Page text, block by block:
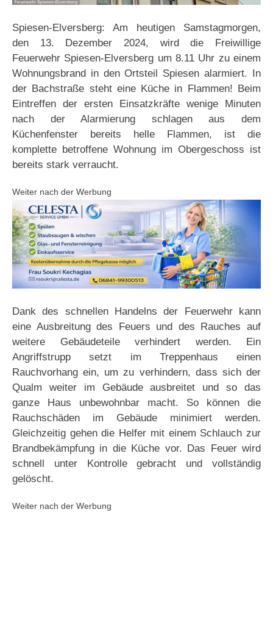
Spiesen-Elversberg: Am heutigen Samstagmorgen,
den 13. Dezember 2024, wird die Freiwillige
Feuerwehr Spiesen-Elversberg um 8.11 Uhr zu einem
Wohnungsbrand in den Ortsteil Spiesen alarmiert. In
der Bachstraße steht eine Küche in Flammen! Beim
Eintreffen der ersten Einsatzkräfte wenige Minuten
nach der Alarmierung schlagen aus dem
Küchenfenster bereits helle Flammen, ist die
komplette betroffene Wohnung im Obergeschoss ist
bereits stark verraucht.
Weiter nach der Werbung
Dank des schnellen Handelns der Feuerwehr kann
eine Ausbreitung des Feuers und des Rauches auf
weitere Gebäudeteile verhindert werden. Ein
Angriffstrupp setzt im Treppenhaus einen
Rauchvorhang ein, um zu verhindern, dass sich der
Qualm weiter im Gebäude ausbreitet und so das
ganze Haus unbewohnbar macht. So können die
Rauchschäden im Gebäude minimiert werden.
Gleichzeitig gehen die Helfer mit einem Schlauch zur
Brandbekämpfung in die Küche vor. Das Feuer wird
schnell unter Kontrolle gebracht und vollständig
gelöscht.
Weiter nach der Werbung